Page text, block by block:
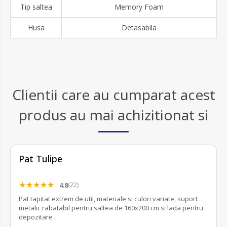
Tip saltea Memory Foam
Husa Detasabila
Clientii care au cumparat acest
produs au mai achizitionat si
Pat Tulipe
4.8(22)
Pat tapitat extrem de util, materiale si culori variate, suport
metalic rabatabil pentru saltea de 160x200 cm si lada pentru
depozitare .